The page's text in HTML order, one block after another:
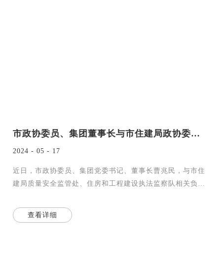
市政协委员、集团董事长与市住建局政协委员提案办理工作组座谈交流
2024 - 05 - 17
近日，市政协委员、集团党委书记、董事长曹兆民，与市住
建局质量安全监管处、住房和工程建设执法监察队相关负责
查看详细